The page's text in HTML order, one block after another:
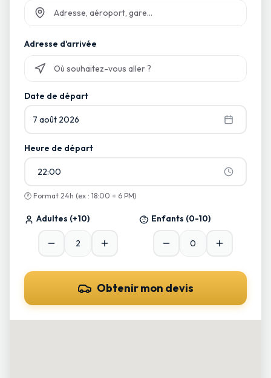
Adresse d'arrivée
Date de départ
7 août 2026
Heure de départ
22:00
🕐 Format 24h (ex : 18:00 = 6 PM)
Adultes (+10) Enfants (0-10)
Obtenir mon devis